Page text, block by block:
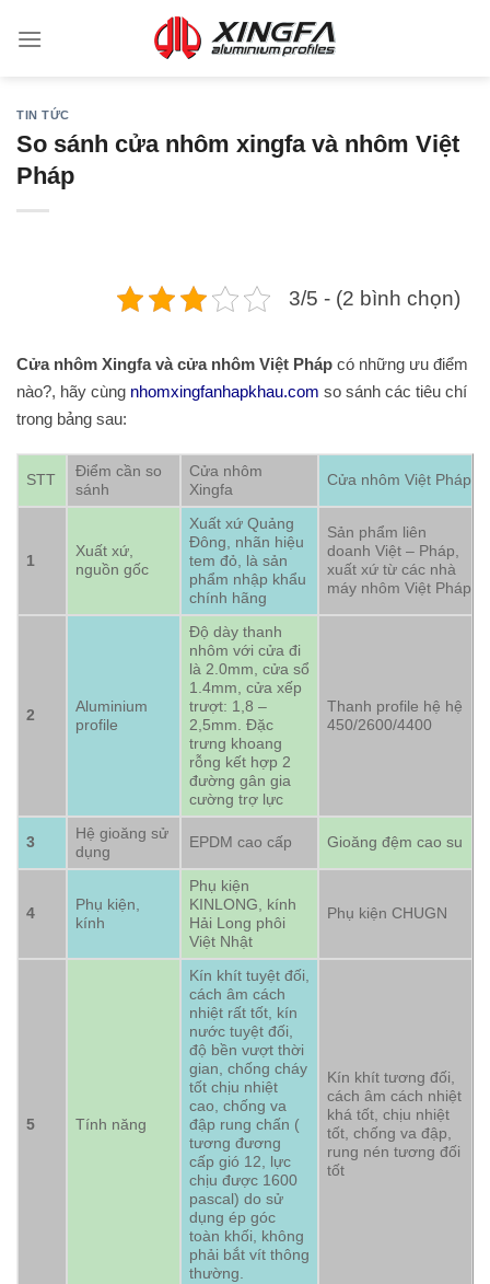
TIN TỨC
So sánh cửa nhôm xingfa và nhôm Việt
Pháp
3/5 - (2 bình chọn)
Cửa nhôm Xingfa và cửa nhôm Việt Pháp có những ưu điểm
nào?, hãy cùng nhomxingfanhapkhau.com so sánh các tiêu chí
trong bảng sau:
STT
Điểm cần so
sánh
Cửa nhôm
Xingfa
Cửa nhôm Việt Pháp
1
Xuất xứ,
nguồn gốc
Xuất xứ Quảng
Đông, nhãn hiệu
tem đỏ, là sản
phẩm nhập khẩu
chính hãng
Sản phẩm liên
doanh Việt – Pháp,
xuất xứ từ các nhà
máy nhôm Việt Pháp
2
Aluminium
profile
Độ dày thanh
nhôm với cửa đi
là 2.0mm, cửa sổ
1.4mm, cửa xếp
trượt: 1,8 –
2,5mm. Đặc
trưng khoang
rỗng kết hợp 2
đường gân gia
cường trợ lực
Thanh profile hệ hệ
450/2600/4400
3
Hệ gioăng sử
dụng
EPDM cao cấp Gioăng đệm cao su
4
Phụ kiện,
kính
Phụ kiện
KINLONG, kính
Hải Long phôi
Việt Nhật
Phụ kiện CHUGN
5 Tính năng
Kín khít tuyệt đối,
cách âm cách
nhiệt rất tốt, kín
nước tuyệt đối,
độ bền vượt thời
gian, chống cháy
tốt chịu nhiệt
cao, chống va
đập rung chấn (
tương đương
cấp gió 12, lực
chịu được 1600
pascal) do sử
dụng ép góc
toàn khối, không
phải bắt vít thông
thường.
Kín khít tương đối,
cách âm cách nhiệt
khá tốt, chịu nhiệt
tốt, chống va đập,
rung nén tương đối
tốt